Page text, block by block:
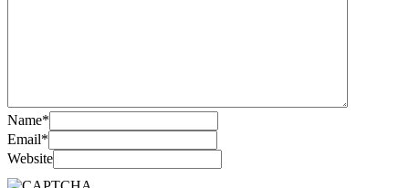
Name*
Email*
Website